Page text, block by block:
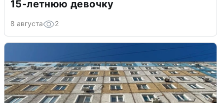
15-летнюю девочку
8 августа 2